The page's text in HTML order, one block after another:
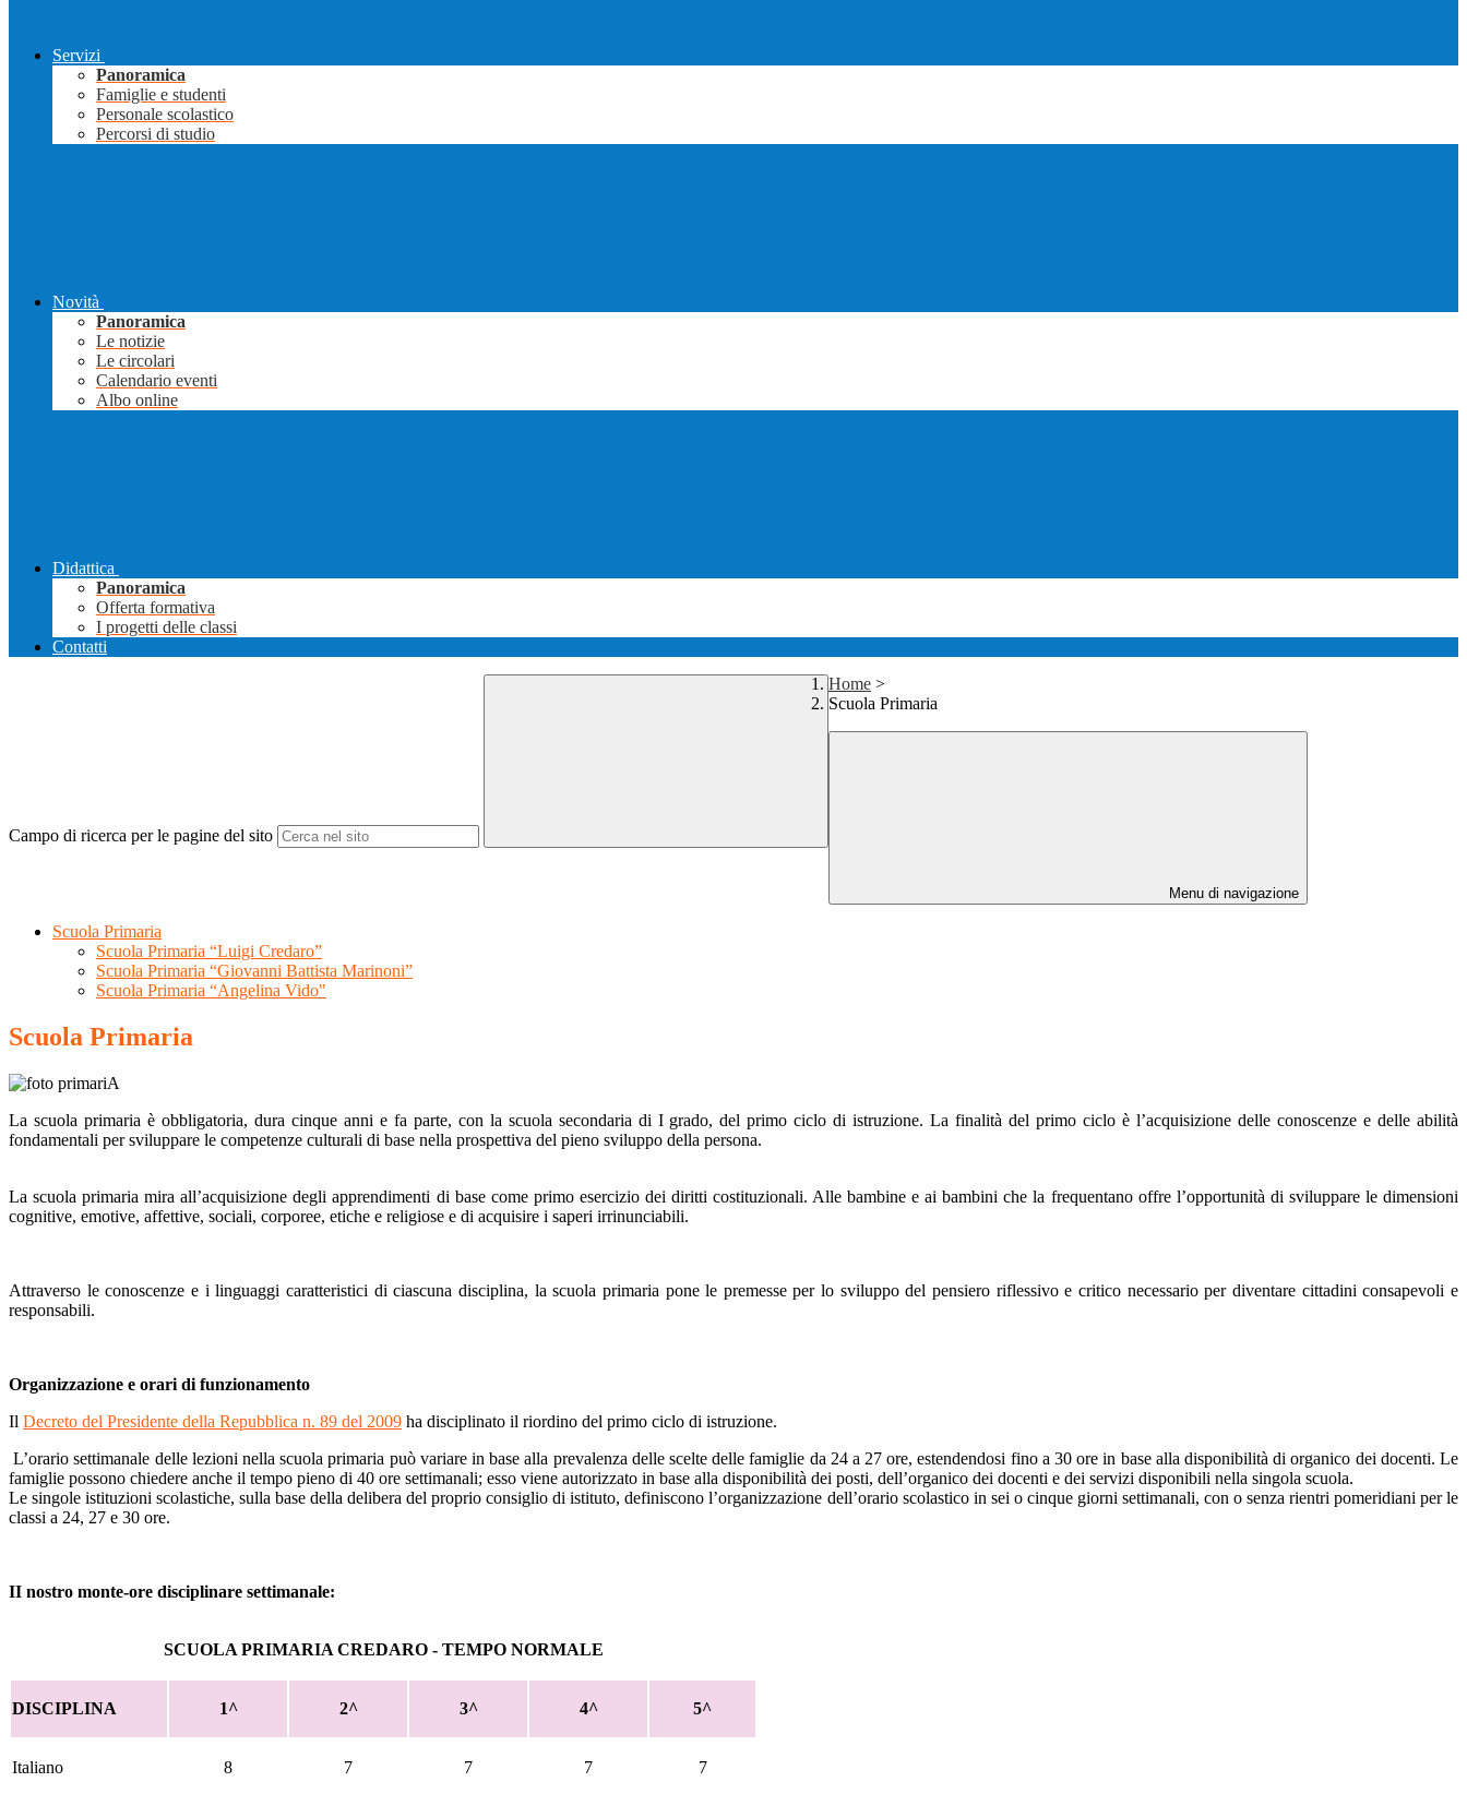
Servizi
Panoramica
Famiglie e studenti
Personale scolastico
Percorsi di studio
Novità
Panoramica
Le notizie
Le circolari
Calendario eventi
Albo online
Didattica
Panoramica
Offerta formativa
I progetti delle classi
Contatti
Campo di ricerca per le pagine del sito
Home >
Scuola Primaria
Menu di navigazione
Scuola Primaria
Scuola Primaria “Luigi Credaro”
Scuola Primaria “Giovanni Battista Marinoni”
Scuola Primaria “Angelina Vido"
Scuola Primaria
La scuola primaria è obbligatoria, dura cinque anni e fa parte, con la scuola secondaria di I grado, del primo ciclo di istruzione. La finalità del primo ciclo è l’acquisizione delle conoscenze e delle abilità
fondamentali per sviluppare le competenze culturali di base nella prospettiva del pieno sviluppo della persona.
La scuola primaria mira all’acquisizione degli apprendimenti di base come primo esercizio dei diritti costituzionali. Alle bambine e ai bambini che la frequentano offre l’opportunità di sviluppare le dimensioni
cognitive, emotive, affettive, sociali, corporee, etiche e religiose e di acquisire i saperi irrinunciabili.
Attraverso le conoscenze e i linguaggi caratteristici di ciascuna disciplina, la scuola primaria pone le premesse per lo sviluppo del pensiero riflessivo e critico necessario per diventare cittadini consapevoli e
responsabili.
Organizzazione e orari di funzionamento
Il Decreto del Presidente della Repubblica n. 89 del 2009 ha disciplinato il riordino del primo ciclo di istruzione.
L’orario settimanale delle lezioni nella scuola primaria può variare in base alla prevalenza delle scelte delle famiglie da 24 a 27 ore, estendendosi fino a 30 ore in base alla disponibilità di organico dei docenti. Le
famiglie possono chiedere anche il tempo pieno di 40 ore settimanali; esso viene autorizzato in base alla disponibilità dei posti, dell’organico dei docenti e dei servizi disponibili nella singola scuola.
Le singole istituzioni scolastiche, sulla base della delibera del proprio consiglio di istituto, definiscono l’organizzazione dell’orario scolastico in sei o cinque giorni settimanali, con o senza rientri pomeridiani per le
classi a 24, 27 e 30 ore.
II nostro monte-ore disciplinare settimanale:
SCUOLA PRIMARIA CREDARO - TEMPO NORMALE
DISCIPLINA 1^ 2^ 3^ 4^ 5^
Italiano 8 7 7 7 7